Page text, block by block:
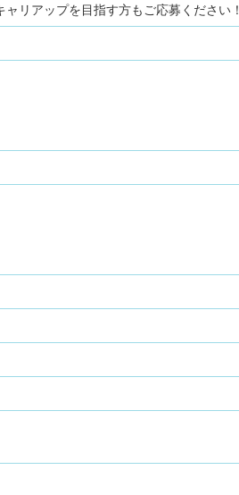
リアップを目指す方もご応募ください！